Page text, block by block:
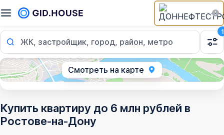
ЖК, застройщик, город, район, метро
1
Смотреть на карте
Купить квартиру до 6 млн рублей в
Ростове‑на‑Дону